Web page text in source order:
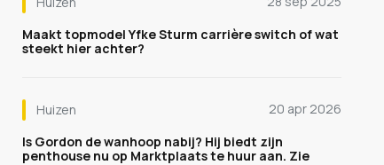
Maakt topmodel Yfke Sturm carrière switch of wat
steekt hier achter?
Huizen
20 apr 2026
Is Gordon de wanhoop nabij? Hij biedt zijn
penthouse nu op Marktplaats te huur aan. Zie